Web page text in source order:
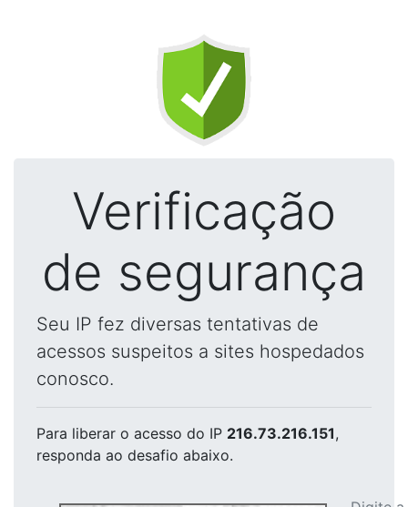
Verificação
de segurança
Seu IP fez diversas tentativas de
acessos suspeitos a sites hospedados
conosco.
Para liberar o acesso do IP 216.73.216.151,
responda ao desafio abaixo.